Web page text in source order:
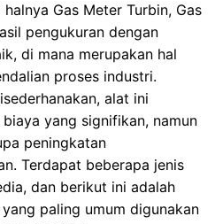
Gas Meter Turbin, Gas
pengukuran dengan
di mana merupakan hal
proses industri.
alat ini
yang signifikan, namun
peningkatan
Terdapat beberapa jenis
dan berikut ini adalah
paling umum digunakan